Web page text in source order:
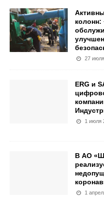
колонн:
27
ERG и
1 июля
В АО
1